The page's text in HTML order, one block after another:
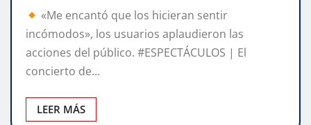
«Me encantó que los hicieran sentir
incómodos», los usuarios aplaudieron las
acciones del público. #ESPECTÁCULOS | El
concierto de…
LEER MÁS